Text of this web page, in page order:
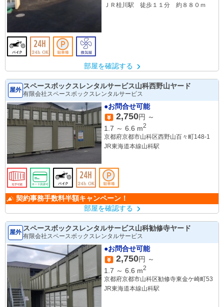
ＪＲ桂川駅 徒歩１１分 約８８０ｍ
部屋を確認する
屋外 スペースボックスレンタルサービス山科西野山ヤード
有限会社スペースボックスレンタルサービス
●お問合せ可能
2,750円 ～
1.7 ～ 6.6 m2
京都府京都市山科区西野山百々町148-1
JR東海道本線山科駅
契約事務手数料半額キャンペーン！
部屋を確認する
屋外 スペースボックスレンタルサービス山科勧修寺ヤード
有限会社スペースボックスレンタルサービス
●お問合せ可能
2,750円 ～
1.7 ～ 6.6 m2
京都府京都市山科区勧修寺東金ケ崎町53
JR東海道本線山科駅